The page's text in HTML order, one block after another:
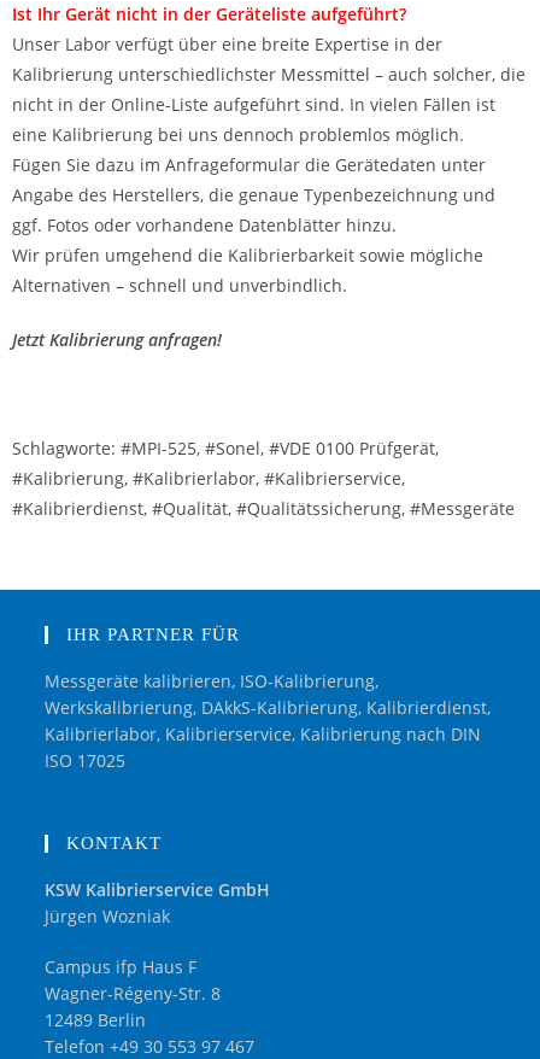
Ist Ihr Gerät nicht in der Geräteliste aufgeführt?
Unser Labor verfügt über eine breite Expertise in der
Kalibrierung unterschiedlichster Messmittel – auch solcher, die
nicht in der Online-Liste aufgeführt sind. In vielen Fällen ist
eine Kalibrierung bei uns dennoch problemlos möglich.
Fügen Sie dazu im Anfrageformular die Gerätedaten unter
Angabe des Herstellers, die genaue Typenbezeichnung und
ggf. Fotos oder vorhandene Datenblätter hinzu.
Wir prüfen umgehend die Kalibrierbarkeit sowie mögliche
Alternativen – schnell und unverbindlich.
Jetzt Kalibrierung anfragen!
Schlagworte: #MPI-525, #Sonel, #VDE 0100 Prüfgerät,
#Kalibrierung, #Kalibrierlabor, #Kalibrierservice,
#Kalibrierdienst, #Qualität, #Qualitätssicherung, #Messgeräte
IHR PARTNER FÜR
Messgeräte kalibrieren, ISO-Kalibrierung,
Werkskalibrierung, DAkkS-Kalibrierung, Kalibrierdienst,
Kalibrierlabor, Kalibrierservice, Kalibrierung nach DIN
ISO 17025
KONTAKT
KSW Kalibrierservice GmbH
Jürgen Wozniak
Campus ifp Haus F
Wagner-Régeny-Str. 8
12489 Berlin
Telefon +49 30 553 97 467